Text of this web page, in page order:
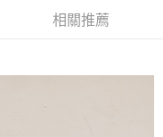
跳轉至「AFTEE先享後付」
成結帳。
相關推薦